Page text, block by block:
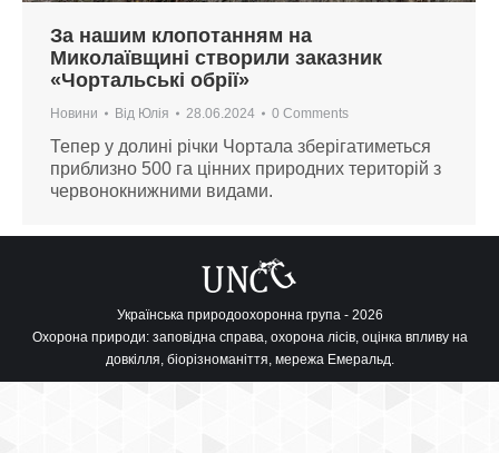
За нашим клопотанням на
Миколаївщині створили заказник
«Чортальські обрії»
Новини Від Юлія 28.06.2024 0 Comments
Тепер у долині річки Чортала зберігатиметься
приблизно 500 га цінних природних територій з
червонокнижними видами.
Українська природоохоронна група - 2026
Охорона природи: заповідна справа, охорона лісів, оцінка впливу на
довкілля, біорізноманіття, мережа Емеральд.